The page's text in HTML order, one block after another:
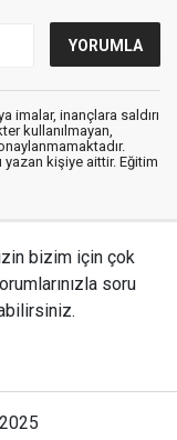
imalar, inançlara saldırı
kullanılmayan,
kişiye aittir. Eğitim
bizim için çok
soru